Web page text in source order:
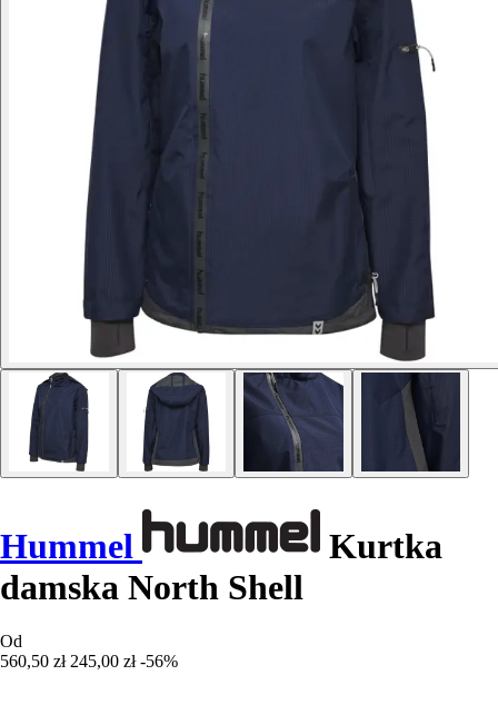
Hummel
Kurtka
damska North Shell
Od
560,50 zł 245,00 zł -56%